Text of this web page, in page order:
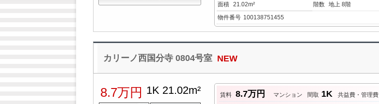
面積 21.02m² 階数 地上 8階
物件番号 100138751455
カリーノ西国分寺 0804号室 NEW
8.7万円 1K 21.02m² 賃料 8.7万円 マンション 間取 1K 共益費・管理費